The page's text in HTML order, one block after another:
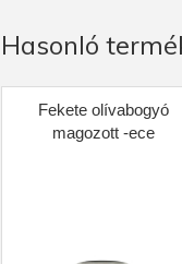
Hasonló
Fekete olívabogyó
magozott -ece